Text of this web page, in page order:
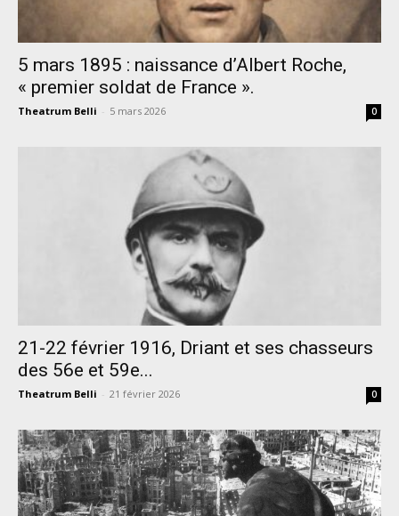
5 mars 1895 : naissance d’Albert Roche,
« premier soldat de France ».
Theatrum Belli - 5 mars 2026 0
21-22 février 1916, Driant et ses chasseurs
des 56e et 59e...
Theatrum Belli - 21 février 2026 0